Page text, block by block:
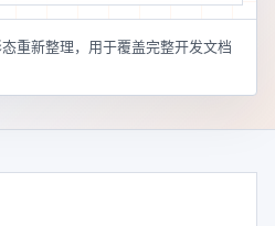
重新整理，用于覆盖完整开发文档